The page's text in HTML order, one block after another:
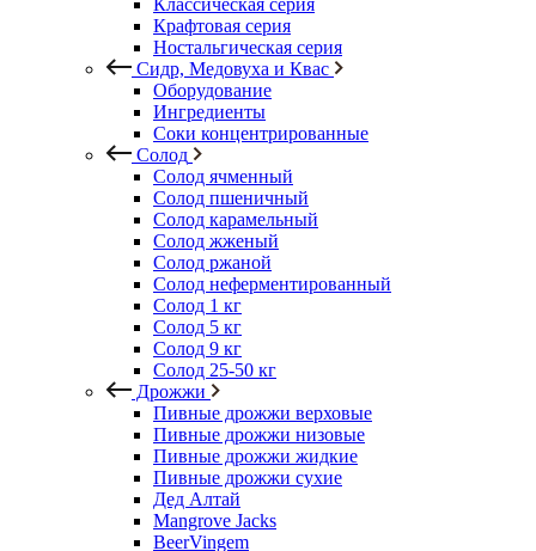
Классическая серия
Крафтовая серия
Ностальгическая серия
Сидр, Медовуха и Квас
Оборудование
Ингредиенты
Соки концентрированные
Солод
Солод ячменный
Солод пшеничный
Солод карамельный
Солод жженый
Солод ржаной
Солод неферментированный
Солод 1 кг
Солод 5 кг
Солод 9 кг
Солод 25-50 кг
Дрожжи
Пивные дрожжи верховые
Пивные дрожжи низовые
Пивные дрожжи жидкие
Пивные дрожжи сухие
Дед Алтай
Mangrove Jacks
BeerVingem